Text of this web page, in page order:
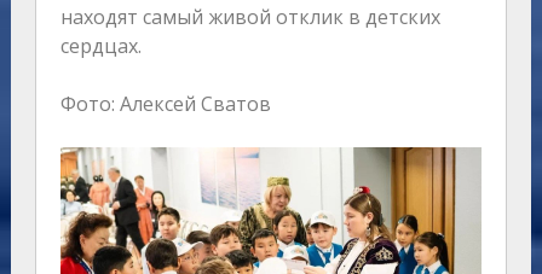
находят самый живой отклик в детских
сердцах.
Фото: Алексей Сватов